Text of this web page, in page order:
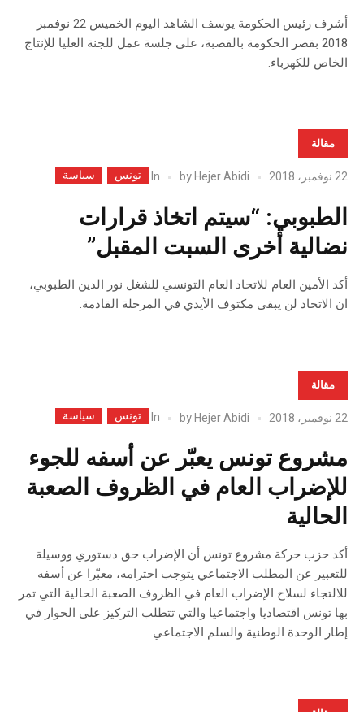
أشرف رئيس الحكومة يوسف الشاهد اليوم الخميس 22 نوفمبر
2018 بقصر الحكومة بالقصبة، على جلسة عمل للجنة العليا للإنتاج
الخاص للكهرباء.
مقالة
22 نوفمبر، 2018 byHejer Abidi
In تونس سياسة
الطبوبي: “سيتم اتخاذ قرارات
نضالية أخرى السبت المقبل”
أكد الأمين العام للاتحاد العام التونسي للشغل نور الدين الطبوبي،
ان الاتحاد لن يبقى مكتوف الأيدي في المرحلة القادمة.
مقالة
22 نوفمبر، 2018 byHejer Abidi
In تونس سياسة
مشروع تونس يعبّر عن أسفه للجوء
للإضراب العام في الظروف الصعبة
الحالية
أكد حزب حركة مشروع تونس أن الإضراب حق دستوري ووسيلة
للتعبير عن المطلب الاجتماعي يتوجب احترامه، معبّرا عن أسفه
للالتجاء لسلاح الإضراب العام في الظروف الصعبة الحالية التي تمر
بها تونس اقتصاديا واجتماعيا والتي تتطلب التركيز على الحوار في
إطار الوحدة الوطنية والسلم الاجتماعي.